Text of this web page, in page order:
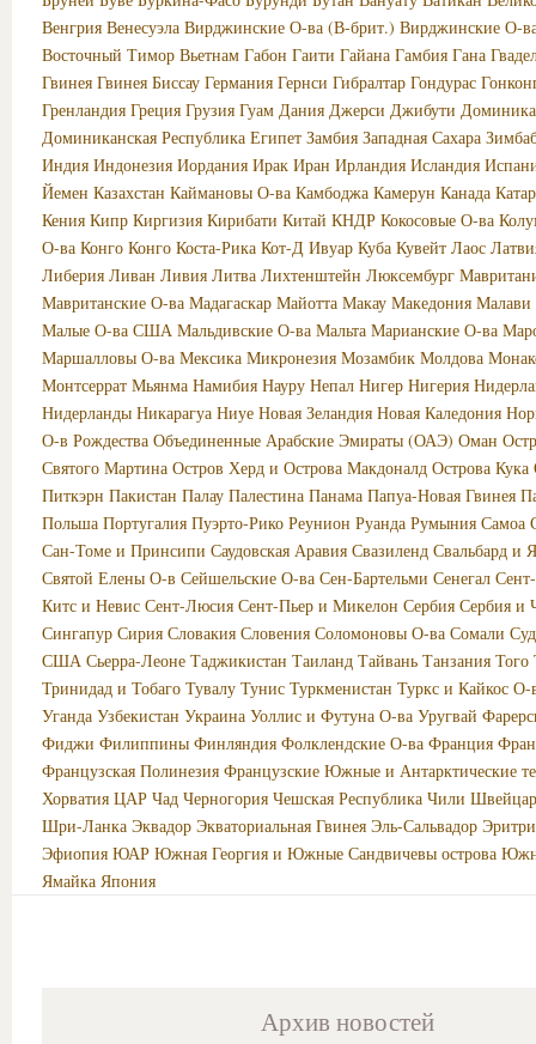
Венгрия Венесуэла Вирджинские О-ва (В-брит.) Вирджинские О-
Восточный Тимор Вьетнам Габон Гаити Гайана Гамбия Гана
Гвинея Гвинея Биссау Германия Гернси Гибралтар Гондурас
Гренландия Греция Грузия Гуам Дания Джерси Джибути Доминика
Доминиканская Республика Египет Замбия Западная Сахара
Индия Индонезия Иордания Ирак Иран Ирландия Исландия
Йемен Казахстан Каймановы О-ва Камбоджа Камерун Канада Катар
Кения Кипр Киргизия Кирибати Китай КНДР Кокосовые О-ва
О-ва Конго Конго Коста-Рика Кот-Д Ивуар Куба Кувейт Лаос
Либерия Ливан Ливия Литва Лихтенштейн Люксембург
Мавританские О-ва Мадагаскар Майотта Макау Македония Малави
Малые О-ва США Мальдивские О-ва Мальта Марианские О-ва
Маршалловы О-ва Мексика Микронезия Мозамбик Молдова
Монтсеррат Мьянма Намибия Науру Непал Нигер Нигерия
Нидерланды Никарагуа Ниуе Новая Зеландия Новая Каледония
О-в Рождества Объединенные Арабские Эмираты (ОАЭ) Оман
Святого Мартина Остров Херд и Острова Макдоналд Острова Кука
Питкэрн Пакистан Палау Палестина Панама Папуа-Новая Гвинея
Польша Португалия Пуэрто-Рико Реунион Руанда Румыния Самоа
Сан-Томе и Принсипи Саудовская Аравия Свазиленд Свальбард и
Святой Елены О-в Сейшельские О-ва Сен-Бартельми Сенегал
Китс и Невис Сент-Люсия Сент-Пьер и Микелон Сербия Сербия и
Сингапур Сирия Словакия Словения Соломоновы О-ва Сомали
США Сьерра-Леоне Таджикистан Таиланд Тайвань Танзания Того
Тринидад и Тобаго Тувалу Тунис Туркменистан Туркс и Кайкос О-
Уганда Узбекистан Украина Уоллис и Футуна О-ва Уругвай
Фиджи Филиппины Финляндия Фолклендские О-ва Франция
Французская Полинезия Французские Южные и Антарктические
Хорватия ЦАР Чад Черногория Чешская Республика Чили
Шри-Ланка Эквадор Экваториальная Гвинея Эль-Сальвадор
Эфиопия ЮАР Южная Георгия и Южные Сандвичевы острова
Ямайка Япония
Архив новостей